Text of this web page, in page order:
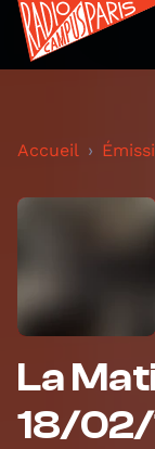
Accueil
La
18/